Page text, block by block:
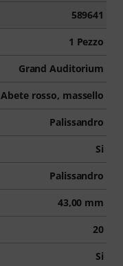
589641
1 Pezzo
Grand Auditorium
Abete rosso, massello
Palissandro
Si
Palissandro
43,00 mm
20
Si